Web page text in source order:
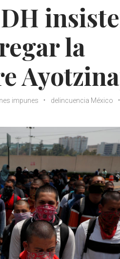
la
impunes delincuencia México